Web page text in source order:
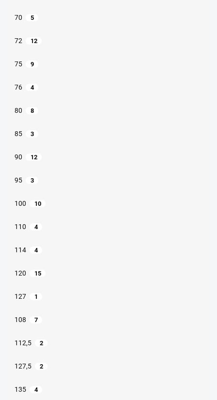
70 5
72 12
75 9
76 4
80 8
85 3
90 12
95 3
100 10
110 4
114 4
120 15
127 1
108 7
112,5 2
127,5 2
135 4